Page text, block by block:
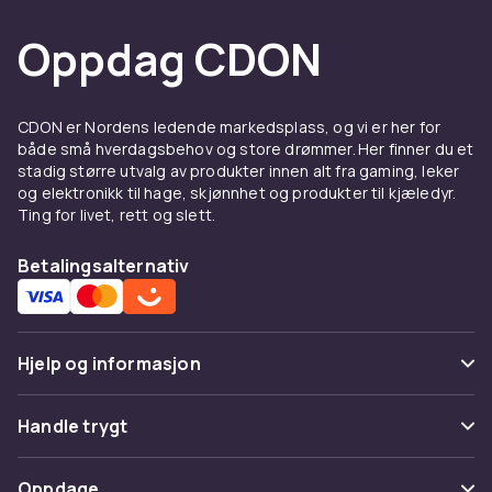
Oppdag CDON
CDON er Nordens ledende markedsplass, og vi er her for
både små hverdagsbehov og store drømmer. Her finner du et
stadig større utvalg av produkter innen alt fra gaming, leker
og elektronikk til hage, skjønnhet og produkter til kjæledyr.
Ting for livet, rett og slett.
Betalingsalternativ
Hjelp og informasjon
Vanlige spørsmål
Spor pakke
Handle trygt
Betaling